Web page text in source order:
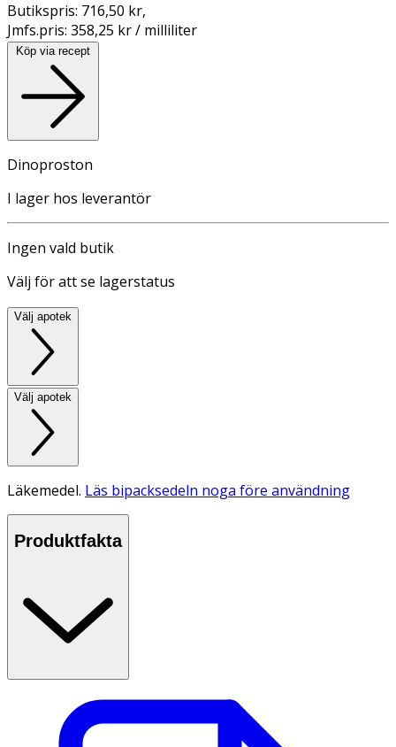
Butikspris: 716,50 kr,
Jmfs.pris: 358,25 kr / milliliter
Köp via recept
Dinoproston
I lager hos leverantör
Ingen vald butik
Välj för att se lagerstatus
Välj apotek
Välj apotek
Läkemedel. Läs bipacksedeln noga före användning
Produktfakta